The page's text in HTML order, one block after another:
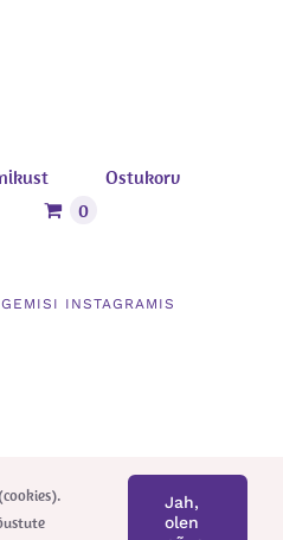
Ostukorv
0
INSTAGRAMIS
Jah,
olen